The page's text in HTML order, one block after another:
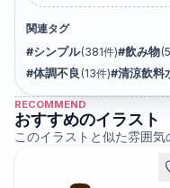
関連タグ
#シンプル(381件)#飲み物(
#体調不良 (13件)#清涼飲料
RECOMMEND
おすすめのイラスト
このイラストと似た雰囲気